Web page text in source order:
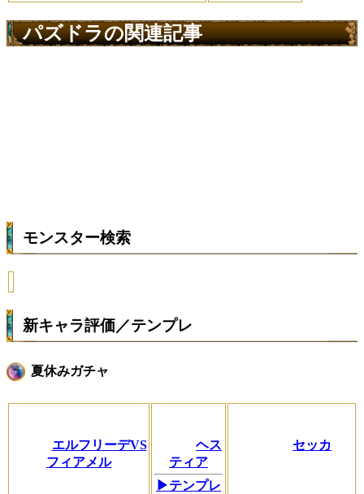
パズドラの関連記事
モンスター検索
新キャラ評価／テンプレ
夏休みガチャ
エルフリーデVS
フィアメル
ヘス
ティア
▶テンプレ
セッカ